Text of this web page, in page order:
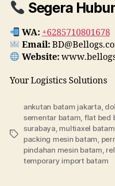
Segera
WA: +6285710801678
Email:
Website:
Your Logistics Solutions
Tag
ankutan batam jakarta
sementar batam flat bed
surabaya multiaxel batam
packing mesin batam
pindahan mesin batam
temporary import batam